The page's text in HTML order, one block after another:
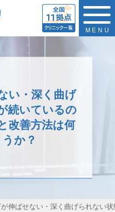
MENU
い・深く曲げ
続いているの
改善方法は何
か？
伸ばせない・深く曲げられない